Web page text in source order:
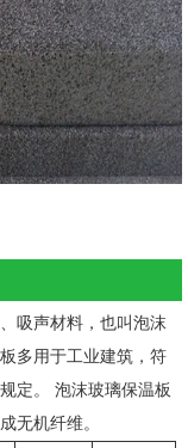
吸声材料，也叫泡沫
多用于工业建筑，符
定。 泡沫玻璃保温板
无机纤维。